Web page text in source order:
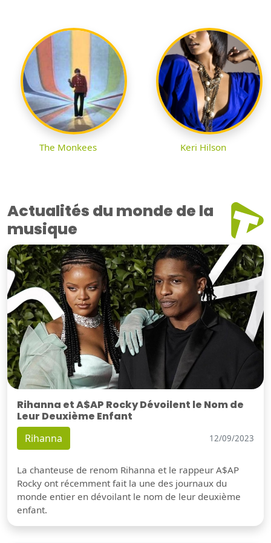
The Monkees Keri Hilson
Actualités du monde de la
musique
Rihanna et A$AP Rocky Dévoilent le Nom de
Leur Deuxième Enfant
Rihanna 12/09/2023
La chanteuse de renom Rihanna et le rappeur A$AP
Rocky ont récemment fait la une des journaux du
monde entier en dévoilant le nom de leur deuxième
enfant.